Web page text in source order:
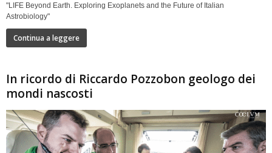
"LIFE Beyond Earth. Exploring Exoplanets and the Future of Italian
Astrobiology"
Continua a leggere
In ricordo di Riccardo Pozzobon geologo dei
mondi nascosti